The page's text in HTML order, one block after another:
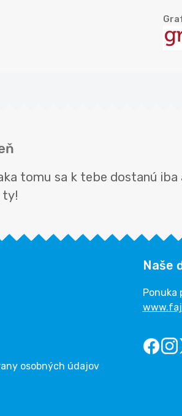
tomu sa k tebe dostanú
ty!
osobných údajov
Naše
Ponuka